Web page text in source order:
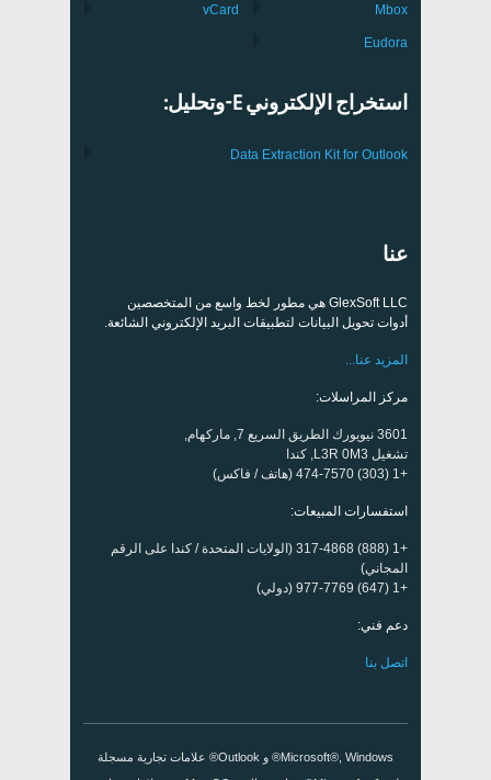
Mbox
Eudora
vCard
استخراج الإلكتروني E-وتحليل:
Data Extraction Kit for Outlook
عنا
GlexSoft LLC هي مطور لخط واسع من المتخصصين
أدوات تحويل البيانات لتطبيقات البريد الإلكتروني الشائعة.
المزيد عنا...
مركز المراسلات:
3601 نيويورك الطريق السريع 7, ماركهام,
تشغيل L3R 0M3, كندا
+1 (303) 474-7570 (هاتف / فاكس)
استفسارات المبيعات:
+1 (888) 317-4868 (الولايات المتحدة / كندا على الرقم
المجاني)
+1 (647) 977-7769 (دولي)
دعم فني:
اتصل بنا
Microsoft®, Windows® و Outlook® علامات تجارية مسجلة